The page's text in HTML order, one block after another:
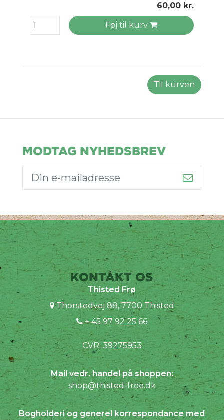
60,00 kr.
Føj til kurv
Til kurven
MODTAG NYHEDSBREV
KONTAKT OS
Thisted Frø
Thorstedvej 88, 7700 Thisted
+ 45 97 92 25 66
CVR: 39275953
Mail vedr. handel på shoppen:
shop@thisted-froe.dk
Bogholderi og generel korrespondance med